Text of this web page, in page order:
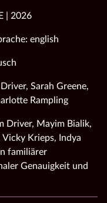
| 2026
english
Sarah Greene,
Rampling
Driver, Mayim Bialik,
Krieps, Indya
familiärer
Genauigkeit und